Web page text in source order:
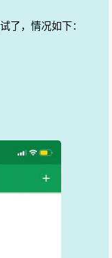
了，情况如下：